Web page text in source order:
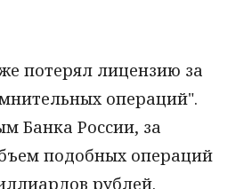
потерял лицензию за
операций".
Банка России, за
подобных операций
рублей.